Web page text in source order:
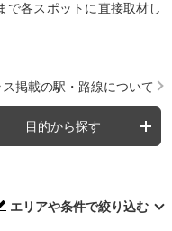
で各スポットに直接取材し
掲載の駅・路線について
目的から探す
エリアや条件で絞り込む